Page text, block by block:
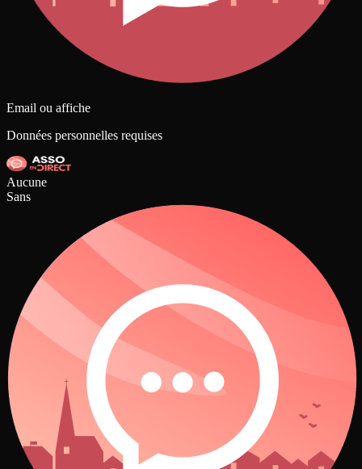
Email ou affiche
Données personnelles requises
Aucune
Sans